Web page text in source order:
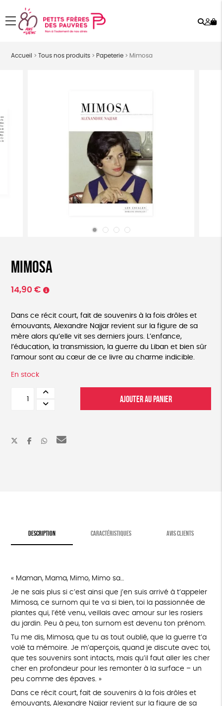
menu
Accueil > Tous nos produits> Papeterie> Mimosa
Mimosa
14,90 €
Dans ce récit court, fait de souvenirs à la fois drôles et
émouvants, Alexandre Najjar revient sur la figure de sa
mère alors qu’elle vit ses derniers jours. L’enfance,
l’éducation, la transmission, la guerre du Liban et bien sûr
l’amour sont au cœur de ce livre au charme indicible.
En stock
AJOUTER AU PANIER
DESCRIPTION CARACTÉRISTIQUES AVIS CLIENTS
« Maman, Mama, Mimo, Mimo sa…
Je ne sais plus si c’est ainsi que j’en suis arrivé à t’appeler
Mimosa, ce surnom qui te va si bien, toi la passionnée de
plantes qui, l’été venu, veillais avec amour sur les rosiers
du jardin. Peu à peu, ton surnom est devenu ton prénom.
Tu me dis, Mimosa, que tu as tout oublié, que la guerre t’a
volé ta mémoire. Je m’aperçois, quand je discute avec toi,
que tes souvenirs sont intacts, mais qu’il faut aller les cher
cher en profondeur pour les remonter à la surface – un
peu comme des épaves. »
Dans ce récit court, fait de souvenirs à la fois drôles et
émouvants, Alexandre Najjar revient sur la figure de sa